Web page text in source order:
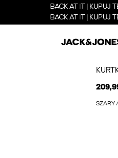
BACK AT IT | KUPUJ
BACK AT IT | KUPUJ
SZARY